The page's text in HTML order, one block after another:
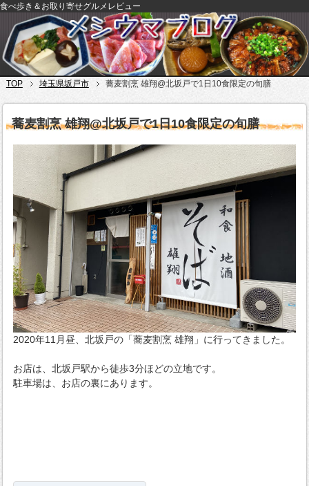
食べ歩き＆お取り寄せグルメレビュー
TOP 埼玉県坂戸市 蕎麦割烹 雄翔@北坂戸で1日10食限定の旬膳
蕎麦割烹 雄翔@北坂戸で1日10食限定の旬膳
2020年11月昼、北坂戸の「蕎麦割烹 雄翔」に行ってきました。
お店は、北坂戸駅から徒歩3分ほどの立地です。
駐車場は、お店の裏にあります。